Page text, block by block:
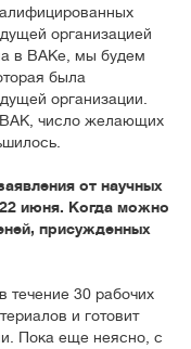
организацией
в ВАКе, мы будем
была
организации.
ВАК, число желающих
от научных
июня. Когда можно
присужденных
30 рабочих
и готовит
Пока еще неясно, с